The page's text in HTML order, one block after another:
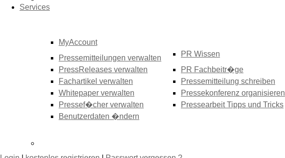
Services
MyAccount
Pressemitteilungen verwalten
PressReleases verwalten
Fachartikel verwalten
Whitepaper verwalten
Pressef�cher verwalten
Benutzerdaten �ndern
PR Wissen
PR Fachbeitr�ge
Pressemitteilung schreiben
Pressekonferenz organisieren
Pressearbeit Tipps und Tricks